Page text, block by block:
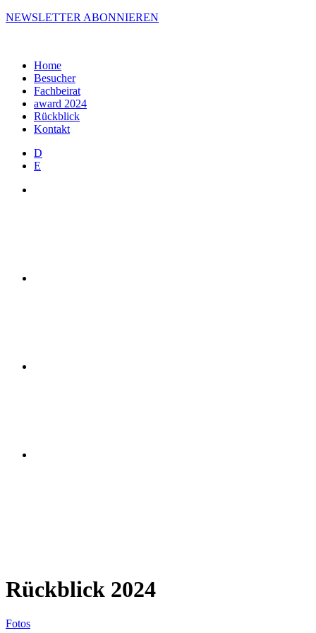
NEWSLETTER ABONNIEREN
Home
Besucher
Fachbeirat
award 2024
Rückblick
Kontakt
D
E
Rückblick 2024
Fotos